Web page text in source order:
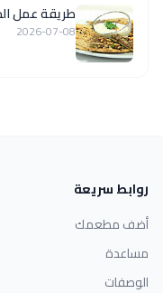
طريقة عمل
2026-07-08
روابط سريعة
أضف مطعمك
مساعدة
الوصفات